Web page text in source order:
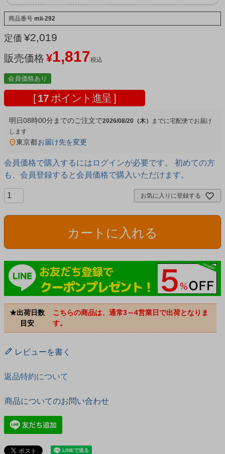
商品番号 mii-292
定価 ¥2,019
販売価格 ¥1,817税込
会員価格あり
[ 17 ポイント進呈 ]
明日08時00分 までのご注文で2026/08/20（木） 宅配便
東京都お届け先を変更
会員価格で購入するにはログインが必要です。 初めての方
も、会員登録すると会員価格で購入いただけます。
お気に入りに登録する
カートに入れる
★出荷日数
目安
こちらの商品は、通常3～4営業日で出荷となりま
す。
レビューを書く
返品特約について
商品についてのお問い合わせ